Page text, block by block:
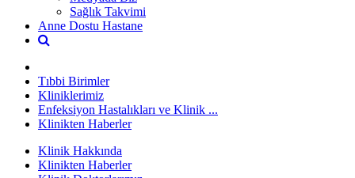
Sağlık Takvimi
Anne Dostu Hastane
Tıbbi Birimler
Kliniklerimiz
Enfeksiyon Hastalıkları ve Klinik ...
Klinikten Haberler
Klinik Hakkında
Klinikten Haberler